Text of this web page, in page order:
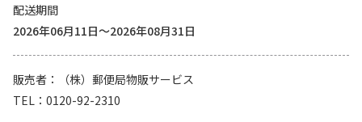
配送期間
2026年06月11日～2026年08月31日
販売者
（株）郵便局物販サービス
TEL
0120-92-2310